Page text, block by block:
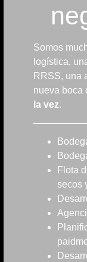
Somos
logística,
RRSS, una
nueva boca
la vez.
Flota
secos